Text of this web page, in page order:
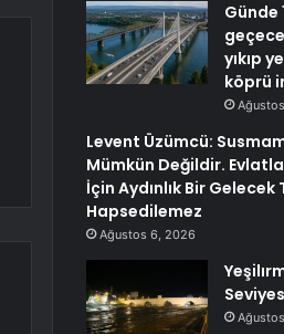
Günde
yıkıp
köprü
Levent Üzümcü:
Mümkün Değildir.
İçin Aydınlık Bir Gelecek
Hapsedilemez
Ağustos 6, 2026